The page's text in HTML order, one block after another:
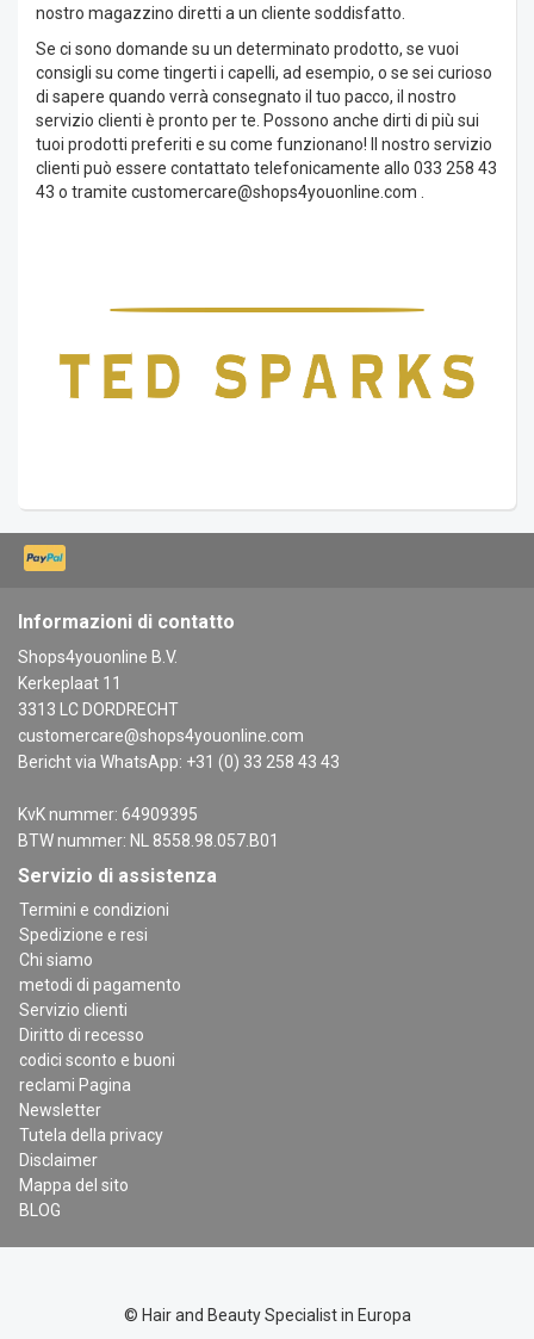
nostro magazzino diretti a un cliente soddisfatto.
Se ci sono domande su un determinato prodotto, se vuoi
consigli su come tingerti i capelli, ad esempio, o se sei curioso
di sapere quando verrà consegnato il tuo pacco, il nostro
servizio clienti è pronto per te. Possono anche dirti di più sui
tuoi prodotti preferiti e su come funzionano! Il nostro servizio
clienti può essere contattato telefonicamente allo 033 258 43
43 o tramite customercare@shops4youonline.com
Informazioni di contatto
Shops4youonline B.V.
Kerkeplaat 11
3313 LC DORDRECHT
customercare@shops4youonline.com
Bericht via WhatsApp: +31 (0) 33 258 43 43
KvK nummer: 64909395
BTW nummer: NL 8558.98.057.B01
Servizio di assistenza
Termini e condizioni
Spedizione e resi
Chi siamo
metodi di pagamento
Servizio clienti
Diritto di recesso
codici sconto e buoni
reclami Pagina
Newsletter
Tutela della privacy
Disclaimer
Mappa del sito
BLOG
© Hair and Beauty Specialist in Europa